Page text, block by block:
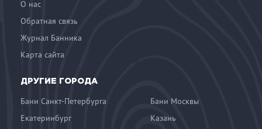
О нас
Обратная связь
Журнал Банника
Карта сайта
ДРУГИЕ ГОРОДА
Бани Санкт-Петербурга
Бани Москвы
Екатеринбург
Казань